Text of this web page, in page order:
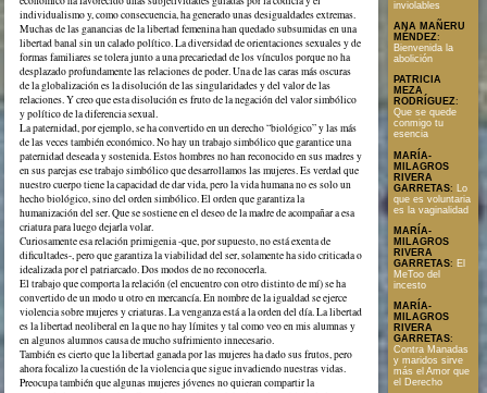
individualismo y, como consecuencia, ha generado unas desigualdades extremas.
Muchas de las ganancias de la libertad femenina han quedado subsumidas en una
libertad banal sin un calado político. La diversidad de orientaciones sexuales y de
formas familiares se tolera junto a una precariedad de los vínculos porque no ha
desplazado profundamente las relaciones de poder. Una de las caras más oscuras
de la globalización es la disolución de las singularidades y del valor de las
relaciones. Y creo que esta disolución es fruto de la negación del valor simbólico
y político de la diferencia sexual.
La paternidad, por ejemplo, se ha convertido en un derecho “biológico” y las más
de las veces también económico. No hay un trabajo simbólico que garantice una
paternidad deseada y sostenida. Estos hombres no han reconocido en sus madres y
en sus parejas ese trabajo simbólico que desarrollamos las mujeres. Es verdad que
nuestro cuerpo tiene la capacidad de dar vida, pero la vida humana no es solo un
hecho biológico, sino del orden simbólico. El orden que garantiza la
humanización del ser. Que se sostiene en el deseo de la madre de acompañar a esa
criatura para luego dejarla volar.
Curiosamente esa relación primigenia -que, por supuesto, no está exenta de
dificultades-, pero que garantiza la viabilidad del ser, solamente ha sido criticada o
idealizada por el patriarcado. Dos modos de no reconocerla.
El trabajo que comporta la relación (el encuentro con otro distinto de mí) se ha
convertido de un modo u otro en mercancía. En nombre de la igualdad se ejerce
violencia sobre mujeres y criaturas. La venganza está a la orden del día. La libertad
es la libertad neoliberal en la que no hay límites y tal como veo en mis alumnas y
en algunos alumnos causa de mucho sufrimiento innecesario.
También es cierto que la libertad ganada por las mujeres ha dado sus frutos, pero
ahora focalizo la cuestión de la violencia que sigue invadiendo nuestras vidas.
Preocupa también que algunas mujeres jóvenes no quieran compartir la
inviolables
ANA MAÑERU
MÉNDEZ:
Bienvenida la
abolición
PATRICIA
MEZA
RODRÍGUEZ:
Que se quede
conmigo tu
esencia
MARÍA-
MILAGROS
RIVERA
GARRETAS:
Lo
que es voluntaria
es la vaginalidad
MARÍA-
MILAGROS
RIVERA
GARRETAS: El
MeToo del
incesto
MARÍA-
MILAGROS
RIVERA
GARRETAS:
Contra Manadas
y maridos sirve
más el Amor que
el Derecho